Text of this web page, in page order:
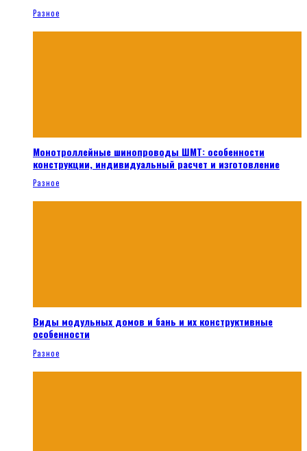
Разное
Монотроллейные шинопроводы ШМТ: особенности
конструкции, индивидуальный расчет и изготовление
Разное
Виды модульных домов и бань и их конструктивные
особенности
Разное